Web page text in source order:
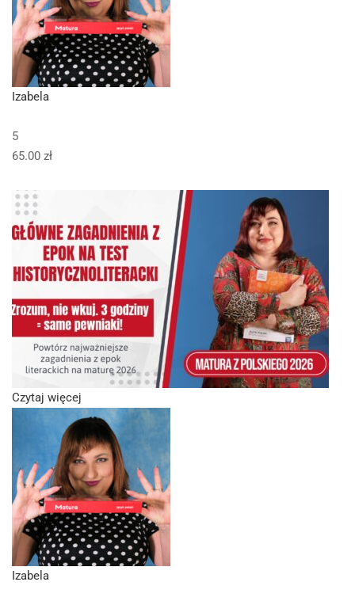
Izabela
5
65.00 zł
Czytaj więcej
Izabela